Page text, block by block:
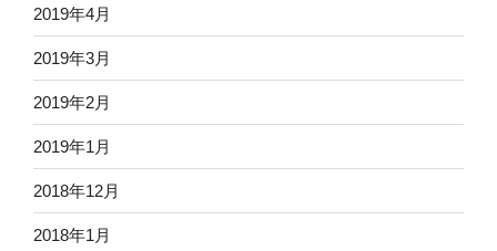
2019年4月
2019年3月
2019年2月
2019年1月
2018年12月
2018年1月